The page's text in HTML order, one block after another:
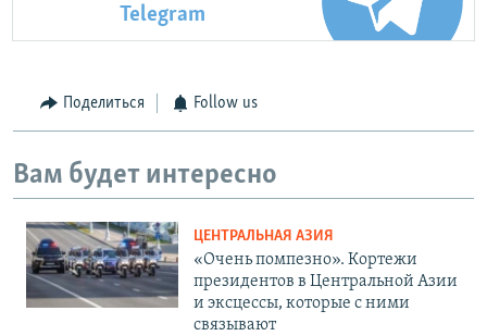
Telegram
Поделиться Follow us
Вам будет интересно
ЦЕНТРАЛЬНАЯ АЗИЯ
«Очень помпезно». Кортежи
президентов в Центральной Азии
и эксцессы, которые с ними
связывают